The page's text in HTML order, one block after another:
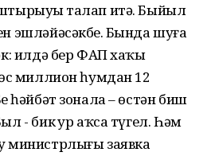
талап итә. Быйыл
эшләйәсәкбеҙ. Бында шуға
илдә бер ФАП хаҡы
миллион һумдан 12
һәйбәт зонала – өстән биш
- бик ҙур аҡса түгел. Һәм
министрлығы заявка